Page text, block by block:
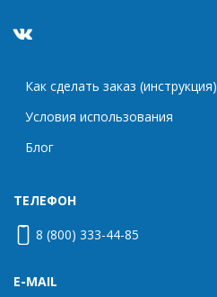
Как сделать заказ (инструкция)
Условия использования
Блог
ТЕЛЕФОН
8 (800) 333-44-85
E-MAIL